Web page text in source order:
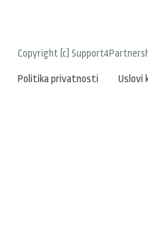
Copyright (c)
Politika privatnosti Uslovi